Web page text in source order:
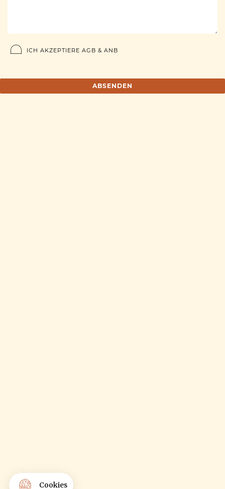
ICH AKZEPTIERE AGB & ANB
ABSENDEN
Cookies